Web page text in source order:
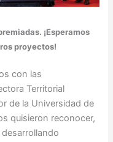
¡Esperamos
proyectos!
con las
Territorial
de la Universidad de
quisieron reconocer,